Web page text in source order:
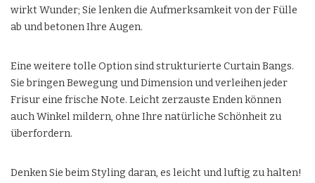
wirkt Wunder; Sie lenken die Aufmerksamkeit von der Fülle
ab und betonen Ihre Augen.
Eine weitere tolle Option sind strukturierte Curtain Bangs.
Sie bringen Bewegung und Dimension und verleihen jeder
Frisur eine frische Note. Leicht zerzauste Enden können
auch Winkel mildern, ohne Ihre natürliche Schönheit zu
überfordern.
Denken Sie beim Styling daran, es leicht und luftig zu halten!